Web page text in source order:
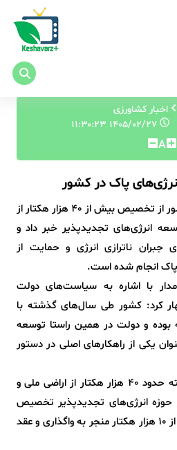
اخبار کشاورزی
۱۴۰۵/۰۲/۲۷ ۱۱:۳۰:۲۳
A
پاک در کشور
رئیس سازمان امور اراضی کشور از تخصیص بیش از ۴۰ هزار هکتار از
انرژی‌های تجدیدپذیر خبر داد و
جبران ناترازی انرژی و حمایت از
پاک انجام شده است.
با اشاره به سیاست‌های دولت
کرد: کشور طی سال‌های گذشته با
بوده و دولت در همین راستا توسعه
یکی از راهکارهای اصلی در دستور
وی افزود: در یک سال گذشته حدود ۴۰ هزار هکتار از اراضی ملی و
حوزه انرژی‌های تجدیدپذیر تخصیص
یافته که از این میزان، بیش از ۱۰ هزار هکتار منجر به واگذاری و عقد